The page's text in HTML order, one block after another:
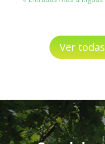
Ver